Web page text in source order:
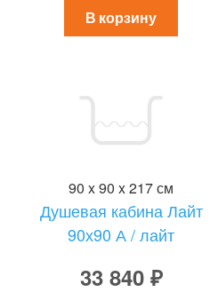
В корзину
90 x 90 x 217 см
Душевая кабина Лайт
90х90 А / лайт
33 840 ₽